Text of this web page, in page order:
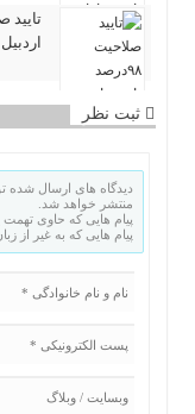
اردبیل
ثبت نظر
دیدگاه های ارسال شده
منتشر خواهد شد.
پیام هایی که حاوی تهمت
پیام هایی که به غیر از